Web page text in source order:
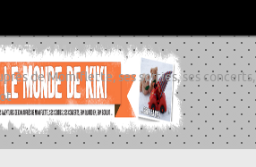
de Momiflette, ses sorties, ses concerts,